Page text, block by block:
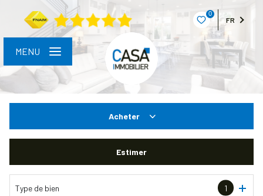
0
FR
MENU
Acheter
Estimer
Type de bien 1